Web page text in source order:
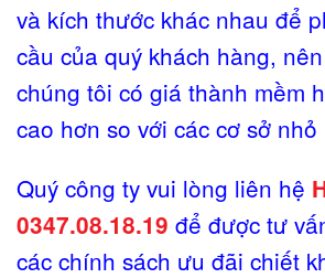
và kích thước khác nhau để
cầu của quý khách hàng,
chúng tôi có giá thành mềm
cao hơn so với các cơ sở nhỏ
Quý công ty vui lòng liên hệ
0347.08.18.19 để được tư
các chính sách ưu đãi chiết